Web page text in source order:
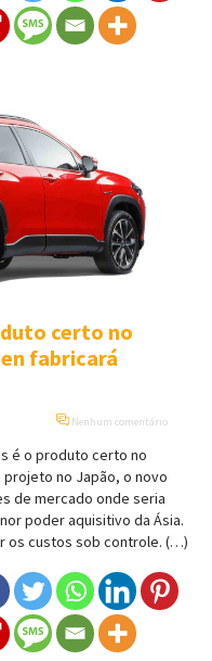
certo no
fabricará
Nenhum comentário
é o produto certo no
no Japão, o novo
de mercado onde seria
poder aquisitivo da Ásia.
os custos sob controle. (…)